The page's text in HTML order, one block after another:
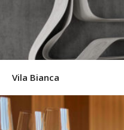
Vila Bianca